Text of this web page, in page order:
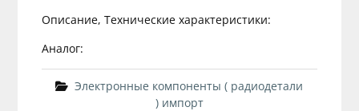
Описание, Технические характеристики:
Аналог:
Электронные компоненты ( радиодетали
) импорт